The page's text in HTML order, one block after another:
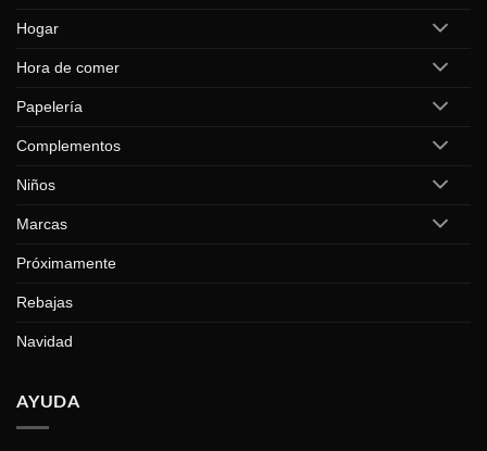
Hogar
Hora de comer
Papelería
Complementos
Niños
Marcas
Próximamente
Rebajas
Navidad
AYUDA